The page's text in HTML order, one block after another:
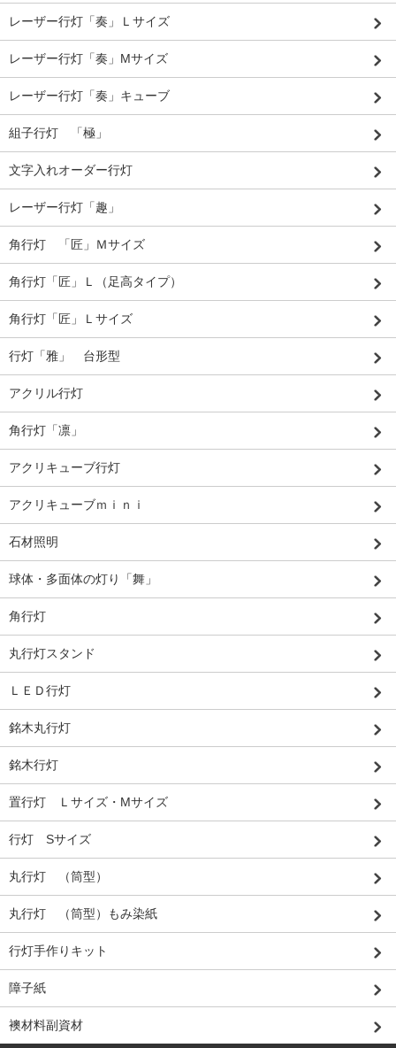
レーザー行灯「奏」Ｌサイズ
レーザー行灯「奏」Mサイズ
レーザー行灯「奏」キューブ
組子行灯 「極」
文字入れオーダー行灯
レーザー行灯「趣」
角行灯 「匠」Ｍサイズ
角行灯「匠」Ｌ（足高タイプ）
角行灯「匠」Ｌサイズ
行灯「雅」 台形型
アクリル行灯
角行灯「凛」
アクリキューブ行灯
アクリキューブｍｉｎｉ
石材照明
球体・多面体の灯り「舞」
角行灯
丸行灯スタンド
ＬＥＤ行灯
銘木丸行灯
銘木行灯
置行灯 Ｌサイズ・Mサイズ
行灯 Sサイズ
丸行灯 （筒型）
丸行灯 （筒型）もみ染紙
行灯手作りキット
障子紙
襖材料副資材